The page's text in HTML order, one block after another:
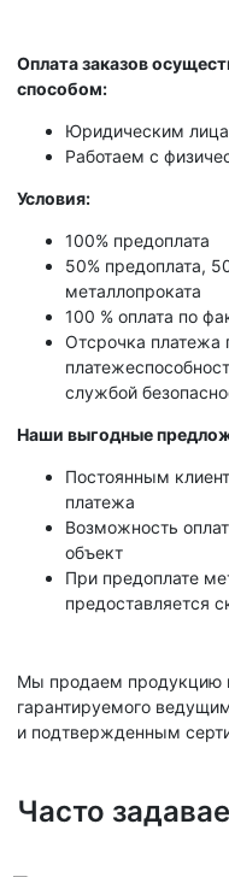
Оплата заказов
способом:
Юридическим
Работаем с
Условия:
100% предоплата
50% предоплата,
металлопроката
100 % оплата по
Отсрочка платежа
службой
Наши выгодные
Постоянным
платежа
Возможность
объект
При предоплате
предоставляется
Мы продаем продукцию
гарантируемого
и подтвержденным
Часто